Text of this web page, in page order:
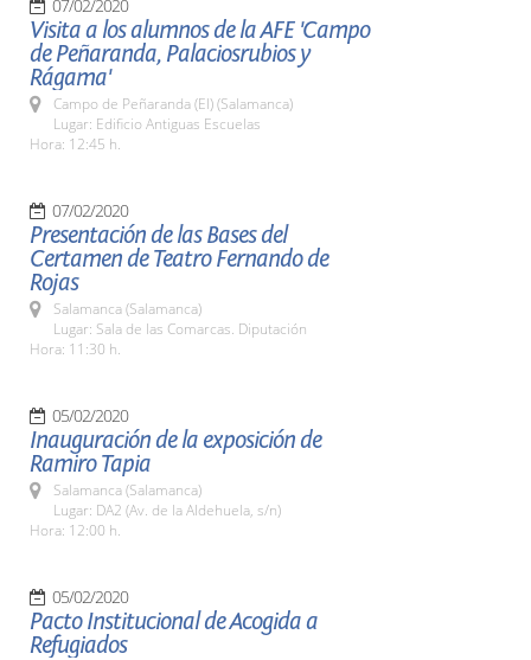
07/02/2020
Visita a los alumnos de la AFE 'Campo
de Peñaranda, Palaciosrubios y
Rágama'
Campo de Peñaranda (El) (Salamanca)
Lugar: Edificio Antiguas Escuelas
Hora: 12:45 h.
07/02/2020
Presentación de las Bases del
Certamen de Teatro Fernando de
Rojas
Salamanca (Salamanca)
Lugar: Sala de las Comarcas. Diputación
Hora: 11:30 h.
05/02/2020
Inauguración de la exposición de
Ramiro Tapia
Salamanca (Salamanca)
Lugar: DA2 (Av. de la Aldehuela, s/n)
Hora: 12:00 h.
05/02/2020
Pacto Institucional de Acogida a
Refugiados